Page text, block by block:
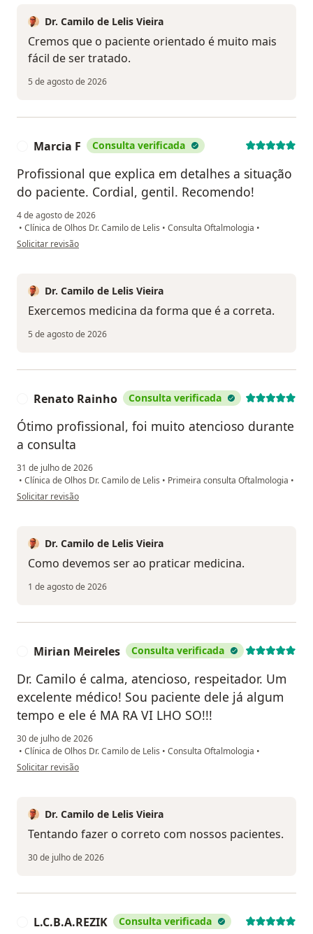
Dr. Camilo de Lelis Vieira
Cremos que o paciente orientado é muito mais
fácil de ser tratado.
5 de agosto de 2026
Marcia F Consulta verificada
Profissional que explica em detalhes a situação
do paciente. Cordial, gentil. Recomendo!
4 de agosto de 2026
• Clínica de Olhos Dr. Camilo de Lelis • Consulta Oftalmologia •
na opinião do utilizador Marcia F
Solicitar revisão
Dr. Camilo de Lelis Vieira
Exercemos medicina da forma que é a correta.
5 de agosto de 2026
Renato Rainho Consulta verificada
Ótimo profissional, foi muito atencioso durante
a consulta
31 de julho de 2026
• Clínica de Olhos Dr. Camilo de Lelis • Primeira consulta Oftalmologia •
na opinião do utilizador Renato Rainho
Solicitar revisão
Dr. Camilo de Lelis Vieira
Como devemos ser ao praticar medicina.
1 de agosto de 2026
Mirian Meireles Consulta verificada
Dr. Camilo é calma, atencioso, respeitador. Um
excelente médico! Sou paciente dele já algum
tempo e ele é MA RA VI LHO SO!!!
30 de julho de 2026
• Clínica de Olhos Dr. Camilo de Lelis • Consulta Oftalmologia •
na opinião do utilizador Mirian Meireles
Solicitar revisão
Dr. Camilo de Lelis Vieira
Tentando fazer o correto com nossos pacientes.
30 de julho de 2026
L.C.B.A.REZIK Consulta verificada